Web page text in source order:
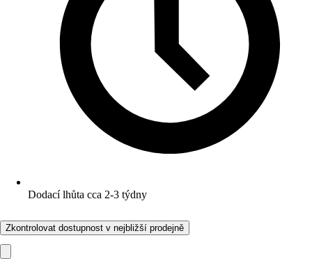
Dodací lhůta cca 2-3 týdny
Zkontrolovat dostupnost v nejbližší prodejně